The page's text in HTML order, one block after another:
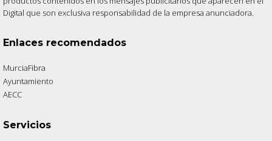
Digital que son exclusiva responsabilidad de la empresa anunciadora.
Enlaces recomendados
MurciaFibra
Ayuntamiento
AECC
Servicios